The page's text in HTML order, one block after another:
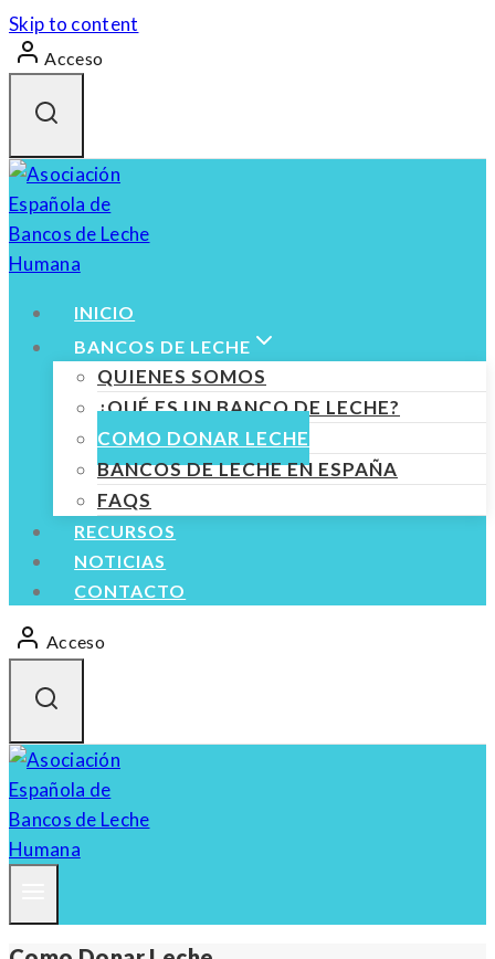
Skip to content
Acceso
INICIO
BANCOS DE LECHE
QUIENES SOMOS
¿QUÉ ES UN BANCO DE LECHE?
COMO DONAR LECHE
BANCOS DE LECHE EN ESPAÑA
FAQS
RECURSOS
NOTICIAS
CONTACTO
Acceso